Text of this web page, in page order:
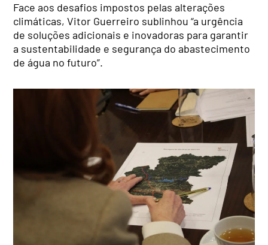
Face aos desafios impostos pelas alterações
climáticas, Vitor Guerreiro sublinhou “a urgência
de soluções adicionais e inovadoras para garantir
a sustentabilidade e segurança do abastecimento
de água no futuro”.